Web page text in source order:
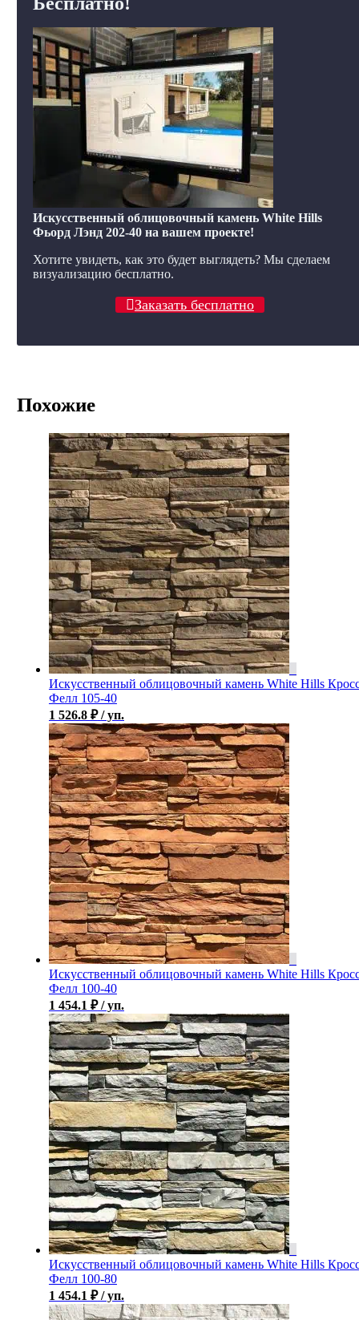
Искусственный облицовочный камень White Hills
Фьорд Лэнд 202-40 на вашем проекте!
Хотите увидеть, как это будет выглядеть? Мы сделаем
визуализацию бесплатно.
Заказать бесплатно
Похожие
Искусственный облицовочный камень White Hills
Фелл 105-40
1 526.8 ₽ / уп.
Искусственный облицовочный камень White Hills
Фелл 100-40
1 454.1 ₽ / уп.
Искусственный облицовочный камень White Hills
Фелл 100-80
1 454.1 ₽ / уп.